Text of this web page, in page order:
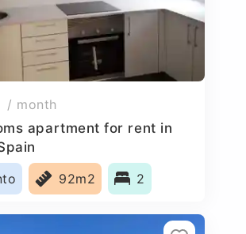
/ month
apartment for rent in
92m2 2